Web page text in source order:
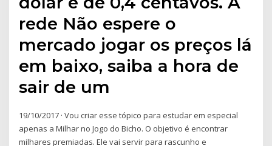
rede Não espere o
mercado jogar os preços lá
em baixo, saiba a hora de
sair de um
19/10/2017 · Vou criar esse tópico para estudar em especial
apenas a Milhar no Jogo do Bicho. O objetivo é encontrar
milhares premiadas. Ele vai servir para rascunho e